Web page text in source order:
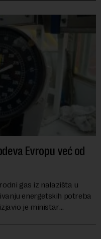
Evropu već od
gas iz nalazišta u
energetskih potreba
je ministar